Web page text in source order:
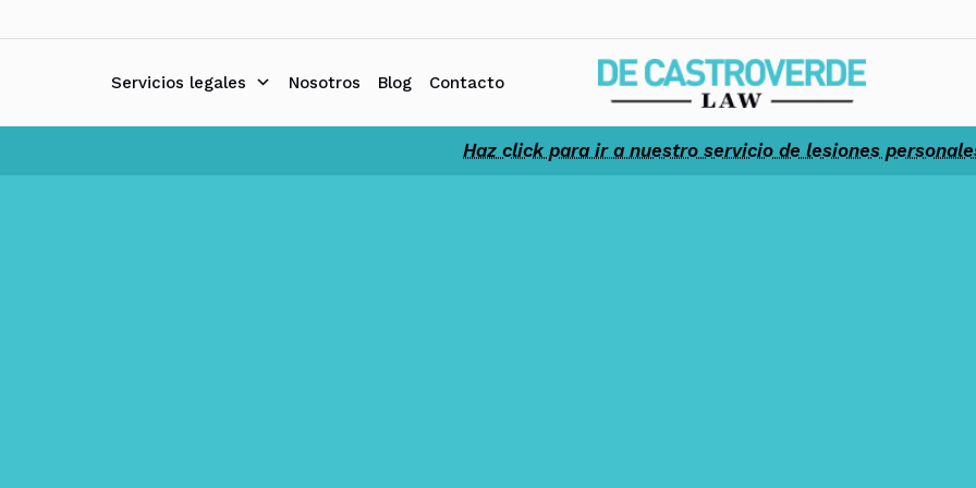
al
Servicios legales Nosotros Blog Contacto
Haz click para ir a nuestro servicio de lesiones